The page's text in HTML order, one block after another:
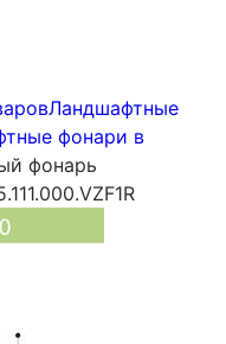
Ландшафтные
фонари в
фонарь